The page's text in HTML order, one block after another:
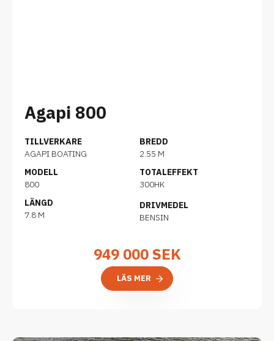
Agapi 800
TILLVERKARE
AGAPI BOATING
MODELL
800
LÄNGD
7.8 M
BREDD
2.55 M
TOTALEFFEKT
300HK
DRIVMEDEL
BENSIN
949 000SEK
LÄS MER